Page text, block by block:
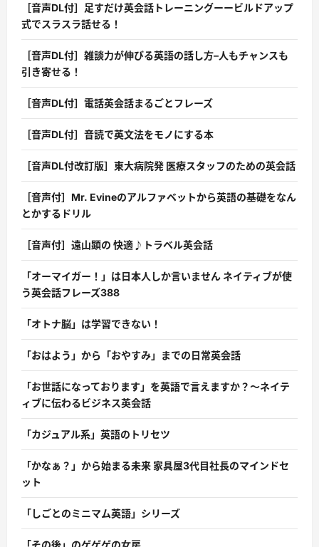
［音声DL付］足すだけ英会話トレーニングーービルドアップ
式でスラスラ話せる！
［音声DL付］雑談力が伸びる英語の話し方–人もチャンスも
引き寄せる！
［音声DL付］電話英会話まるごとフレーズ
［音声DL付］音読で英文法をモノにする本
［音声DL付改訂版］東大病院発 医療スタッフのための英会話
［音声付］Mr. Evineのアルファベットから英語の基礎をなん
とかするドリル
［音声付］遠山顕の 快適♪トラベル英会話
「オーマイガー！」は日本人しか言いません ネイティブが使
う英会話フレーズ388
「オトナ脳」は学習できない！
「おはよう」から「おやすみ」までの日常英会話
「お世話になっております」を英語で言えますか？〜ネイテ
ィブに伝わるビジネス英会話
「カジュアル系」英語のトリセツ
「かなぁ？」から始まる未来 家具屋3代目社長のマインドセ
ット
「しごとのミニマム英語」シリーズ
「その後」のゲゲゲの女房